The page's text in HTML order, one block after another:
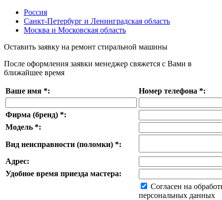
Россия
Санкт-Петербург и Ленинградская область
Москва и Московская область
Оставить заявку на ремонт стиральной машины
После оформления заявки менеджер свяжется с Вами в
ближайшее время
Ваше имя *: Номер телефона *:
Фирма (бренд) *:
Модель *:
Вид неисправности (поломки) *:
Адрес:
Удобное время приезда мастера:
Согласен на
персональных данных